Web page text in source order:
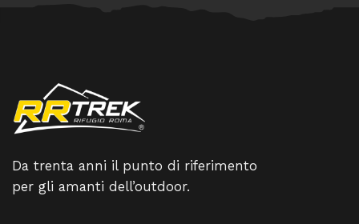
Da trenta anni il punto di riferimento
per gli amanti dell’outdoor.